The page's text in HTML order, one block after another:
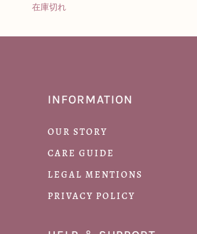
在庫切れ
INFORMATION
OUR STORY
CARE GUIDE
LEGAL MENTIONS
PRIVACY POLICY